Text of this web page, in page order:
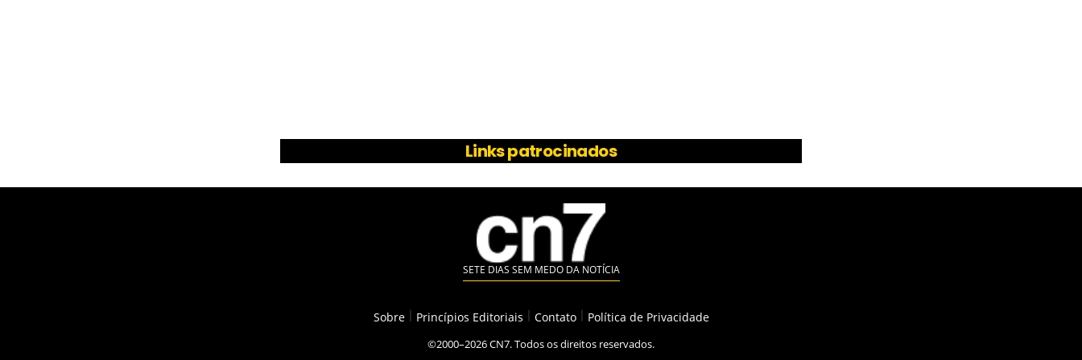
Links patrocinados
SETE DIAS SEM MEDO DA NOTÍCIA
Sobre Princípios Editoriais Contato Política de Privacidade
©2000–2026 CN7. Todos os direitos reservados.